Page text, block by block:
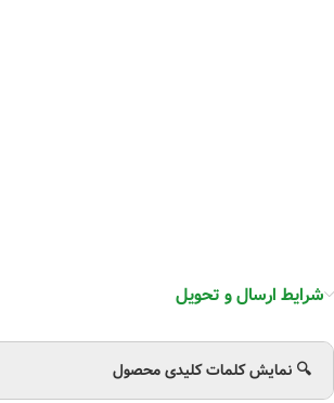
شرایط ارسال و تحویل
🔍 نمایش کلمات کلیدی محصول